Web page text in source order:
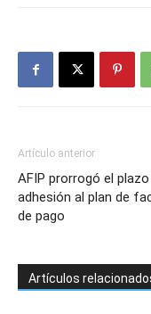
Artículo anterior
AFIP prorrogó el plazo
adhesión al plan de
de pago
Artículos